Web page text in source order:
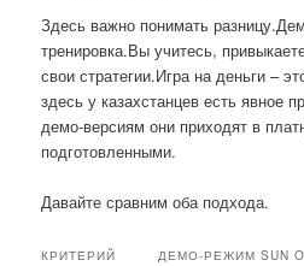
Здесь важно понимать
тренировка.Вы учитесь,
свои стратегии.Игра на деньги –
здесь у казахстанцев есть явное
демо-версиям они приходят в
подготовленными.
Давайте сравним оба подхода.
КРИТЕРИЙ
ДЕМО-РЕЖИМ SUN